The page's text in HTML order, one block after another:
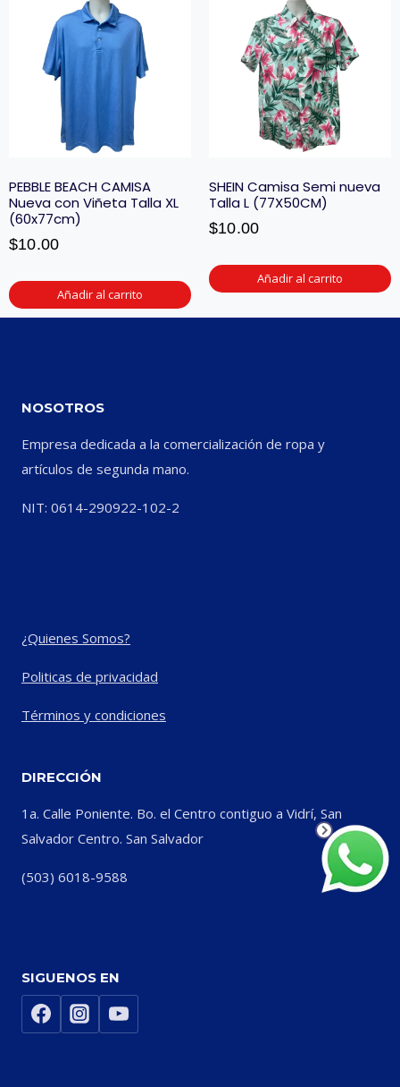
PEBBLE BEACH CAMISA
Nueva con Viñeta Talla XL
(60x77cm)
$10.00
Añadir al carrito
SHEIN Camisa Semi nueva
Talla L (77X50CM)
$10.00
Añadir al carrito
NOSOTROS
Empresa dedicada a la comercialización de ropa y
artículos de segunda mano.
NIT: 0614-290922-102-2
¿Quienes Somos?
Politicas de privacidad
Términos y condiciones
DIRECCIÓN
1a. Calle Poniente. Bo. el Centro contiguo a Vidrí, San
Salvador Centro. San Salvador
(503) 6018-9588
SIGUENOS EN